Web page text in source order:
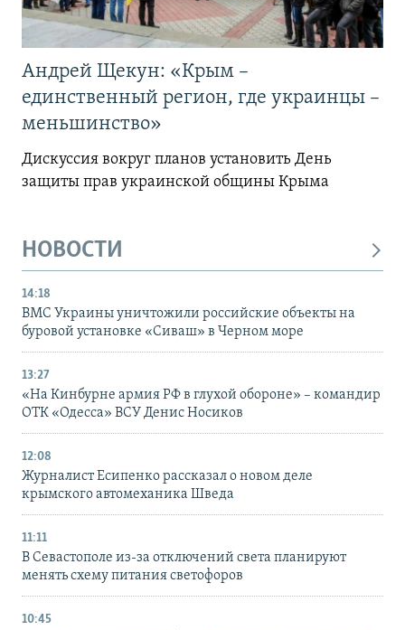
Андрей Щекун: «Крым –
единственный регион, где украинцы –
меньшинство»
Дискуссия вокруг планов установить День
защиты прав украинской общины Крыма
НОВОСТИ
14:18
ВМС Украины уничтожили российские объекты на
буровой установке «Сиваш» в Черном море
13:27
«На Кинбурне армия РФ в глухой обороне» – командир
ОТК «Одесса» ВСУ Денис Носиков
12:08
Журналист Есипенко рассказал о новом деле
крымского автомеханика Шведа
11:11
В Севастополе из-за отключений света планируют
менять схему питания светофоров
10:45